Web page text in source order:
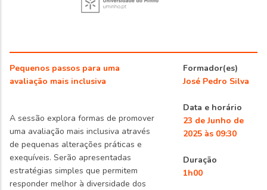
Pequenos passos para uma
avaliação mais inclusiva
A sessão explora formas de promover
uma avaliação mais inclusiva através
de pequenas alterações práticas e
exequíveis. Serão apresentadas
estratégias simples que permitem
responder melhor à diversidade dos
Formador(es)
José Pedro Silva
Data e horário
23 de Junho de
2025 às 09:30
Duração
1h00